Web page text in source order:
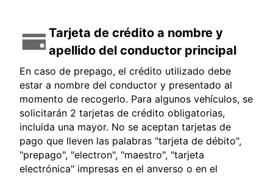
Tarjeta de crédito a nombre y
apellido del conductor principal
En caso de prepago, el crédito utilizado debe
estar a nombre del conductor y presentado al
momento de recogerlo. Para algunos vehículos, se
solicitarán 2 tarjetas de crédito obligatorias,
incluida una mayor. No se aceptan tarjetas de
pago que lleven las palabras "tarjeta de débito",
"prepago", "electron", "maestro", "tarjeta
electrónica" impresas en el anverso o en el